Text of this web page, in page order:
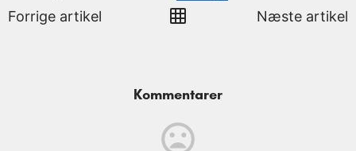
Forrige artikel Næste artikel
Kommentarer